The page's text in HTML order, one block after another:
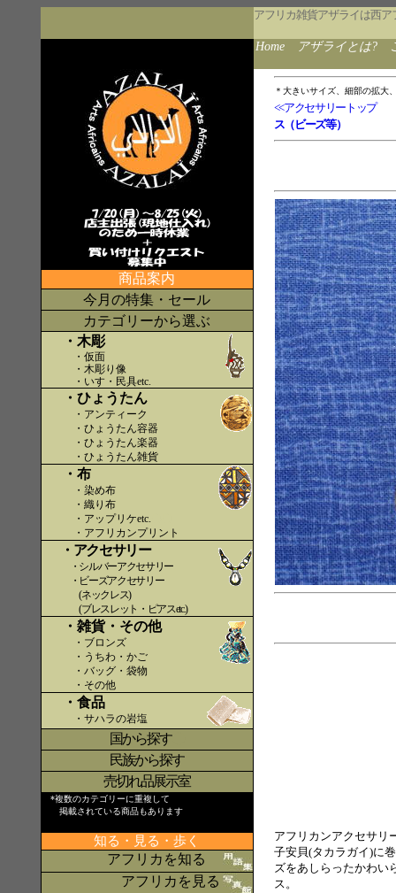
アフリカ雑貨アザライは西
Home アザライとは?
商品案内
今月の特集・セール
カテゴリーから選ぶ
・木彫
・仮面
・木彫り像
・いす・民具etc.
・ひょうたん
・アンティーク
・ひょうたん容器
・ひょうたん楽器
・ひょうたん雑貨
・布
・染め布
・織り布
・アップリケetc.
・アフリカンプリント
・アクセサリー
・シルバーアクセサリー
・ビーズアクセサリー
(ネックレス)
(ブレスレット・ピアスetc.)
・雑貨・その他
・ブロンズ
・うちわ・かご
・バッグ・袋物
・その他
・食品
・サハラの岩塩
国から探す〇
民族から探す
売切れ品展示室
*複数のカテゴリーに重複して
掲載されている商品もあります
知る・見る・歩く
アフリカを知る
アフリカを見る
＊大きいサイズ、細部の拡大
<<アクセサリートップ
ス（ビーズ等）
アフリカンアクセサリ
子安貝(タカラガイ)に
ズをあしらったかわい
ス。